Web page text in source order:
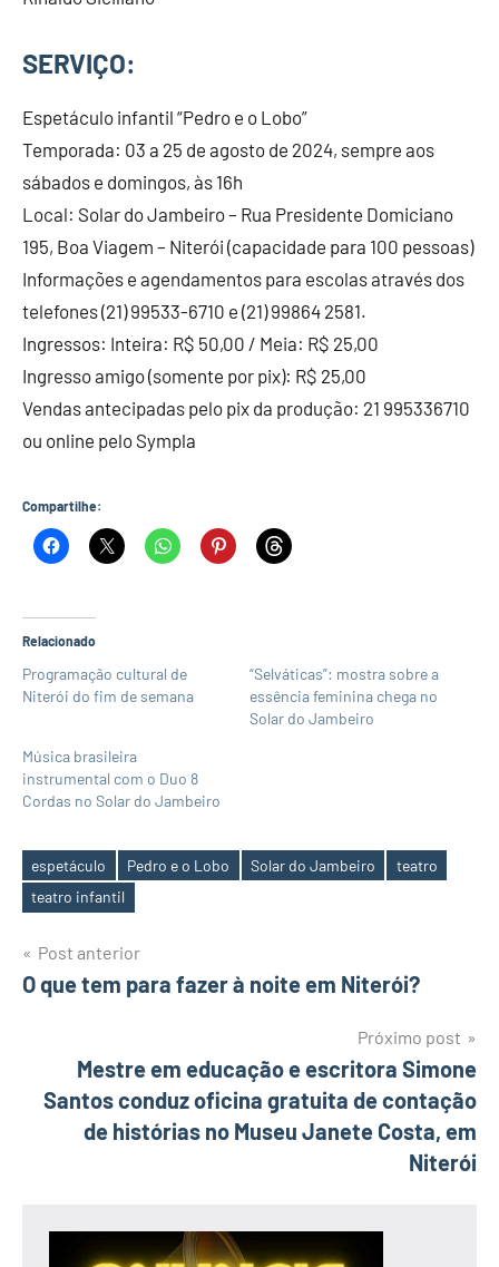
SERVIÇO:
Espetáculo infantil “Pedro e o Lobo”
Temporada: 03 a 25 de agosto de 2024, sempre aos
sábados e domingos, às 16h
Local: Solar do Jambeiro – Rua Presidente Domiciano
195, Boa Viagem – Niterói (capacidade para 100 pessoas)
Informações e agendamentos para escolas através dos
telefones (21) 99533-6710 e (21) 99864 2581.
Ingressos: Inteira: R$ 50,00 / Meia: R$ 25,00
Ingresso amigo (somente por pix): R$ 25,00
Vendas antecipadas pelo pix da produção: 21 995336710
ou online pelo Sympla
Compartilhe:
Relacionado
Programação cultural de
Niterói do fim de semana
“Selváticas”: mostra sobre a
essência feminina chega no
Solar do Jambeiro
Música brasileira
instrumental com o Duo 8
Cordas no Solar do Jambeiro
Tags
espetáculo Pedro e o Lobo Solar do Jambeiro
teatro
teatro infantil
Navegação
de
Post anterior
O que tem para fazer à noite em Niterói?
Próximo post
Mestre em educação e escritora Simone
Santos conduz oficina gratuita de contação
de histórias no Museu Janete Costa, em
Niterói